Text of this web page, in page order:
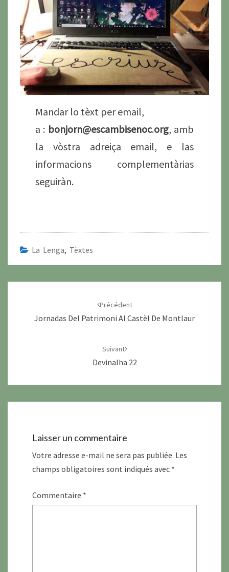
Mandar lo tèxt per email,
a : bonjorn@escambisenoc.org, amb
la vòstra adreiça email, e las
informacions complementàrias
seguiràn.
La Lenga, Tèxtes
Précédent
Jornadas Del Patrimoni Al Castèl De Montlaur
Suivant
Devinalha 22
Laisser un commentaire
Votre adresse e-mail ne sera pas publiée. Les
champs obligatoires sont indiqués avec *
Commentaire *